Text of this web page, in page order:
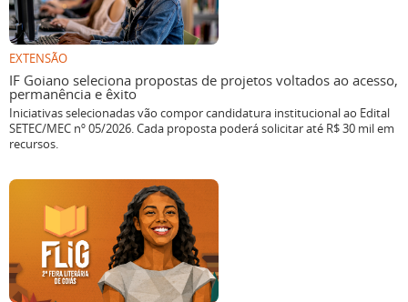
EXTENSÃO
IF Goiano seleciona propostas de projetos voltados ao acesso,
permanência e êxito
Iniciativas selecionadas vão compor candidatura institucional ao Edital
SETEC/MEC nº 05/2026. Cada proposta poderá solicitar até R$ 30 mil em
recursos.